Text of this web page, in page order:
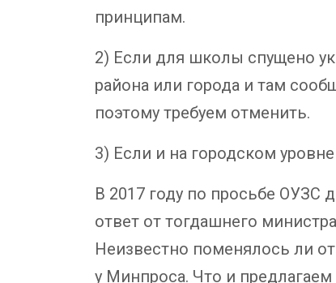
принципам.
2) Если для школы спущено
района или города и там
поэтому требуем отменить.
3) Если и на городском
В 2017 году по просьбе ОУЗС
ответ от тогдашнего
Неизвестно поменялось ли
у Минпроса. Что и предлагаем